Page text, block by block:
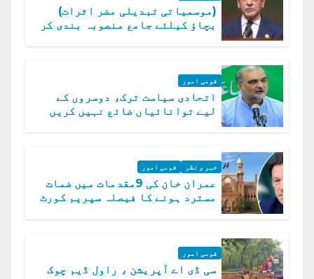
(موسمیاتی تبدیلی مضر اثرات)
بچاؤ کیلئے جامع منصوبہ بندی کر
قومی امور
اتحادی سیاست ترک، دوسروں کے
لیے توانائیاں ضائع نہیں کریں
خبر و نظر قومی امور
عمران خان کی 9مقدمات میں ضمات
مسترد ہونے کا فیصلہ سپریم کورٹ
قومی امور
سی ڈی اے آپریشن ، راول ڈیم چوک